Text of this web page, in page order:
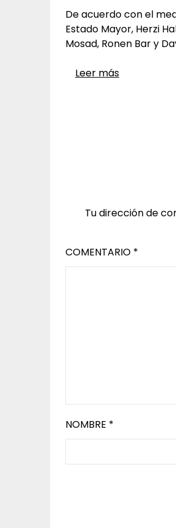
De acuerdo con el
Estado Mayor, Herzi
Mosad, Ronen Bar y
Leer más
Tu dirección de
COMENTARIO *
NOMBRE *